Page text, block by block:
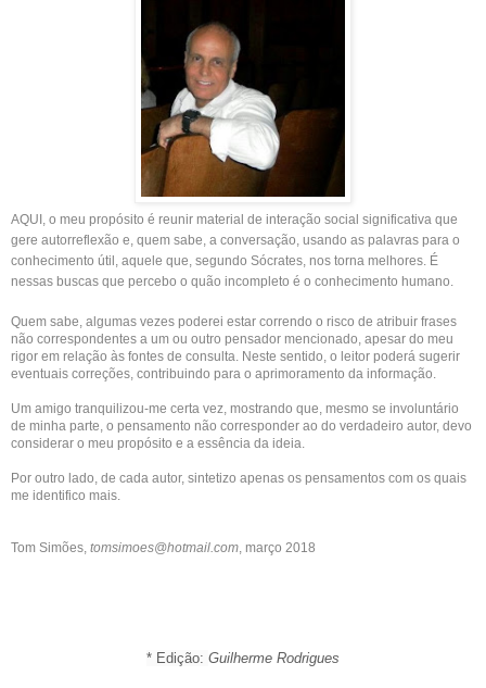
AQUI, o meu propósito é reunir material de interação social significativa que
gere autorreflexão e, quem sabe, a conversação, usando as palavras para o
conhecimento útil, aquele que, segundo Sócrates, nos torna melhores. É
nessas buscas que percebo o quão incompleto é o conhecimento humano.
Quem sabe, algumas vezes poderei estar correndo o risco de atribuir frases
não correspondentes a um ou outro pensador mencionado, apesar do meu
rigor em relação às fontes de consulta. Neste sentido, o leitor poderá sugerir
eventuais correções, contribuindo para o aprimoramento da informação.
Um amigo tranquilizou-me certa vez, mostrando que, mesmo se involuntário
de minha parte, o pensamento não corresponder ao do verdadeiro autor, devo
considerar o meu propósito e a essência da ideia.
Por outro lado, de cada autor, sintetizo apenas os pensamentos com os quais
me identifico mais.
Tom Simões, tomsimoes@hotmail.com , março 2018
* Edição: Guilherme Rodrigues